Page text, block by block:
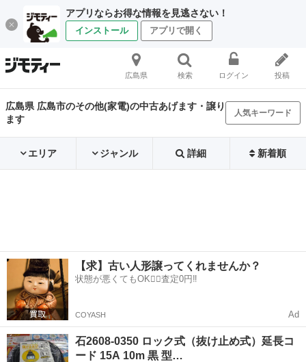
アプリならお得な情報を見逃さない！
インストール アプリで開く
広島県 検索 ログイン 投稿
広島県 広島市のその他(家電)の中古あげます・譲り
ます
人気キーワード
エリア ジャンル 詳細 新着順
【求】古い人形譲ってくれませんか？
状態が悪くてもOK🙆‍♀️査定0円‼️
COYASH Ad
石2608-0350 ロック式（抜け止め式）延長コ
ード 15A 10m 黒 型…